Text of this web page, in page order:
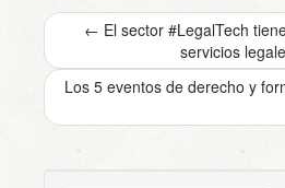
← El sector #LegalTech
servicios
Los 5 eventos de derecho y